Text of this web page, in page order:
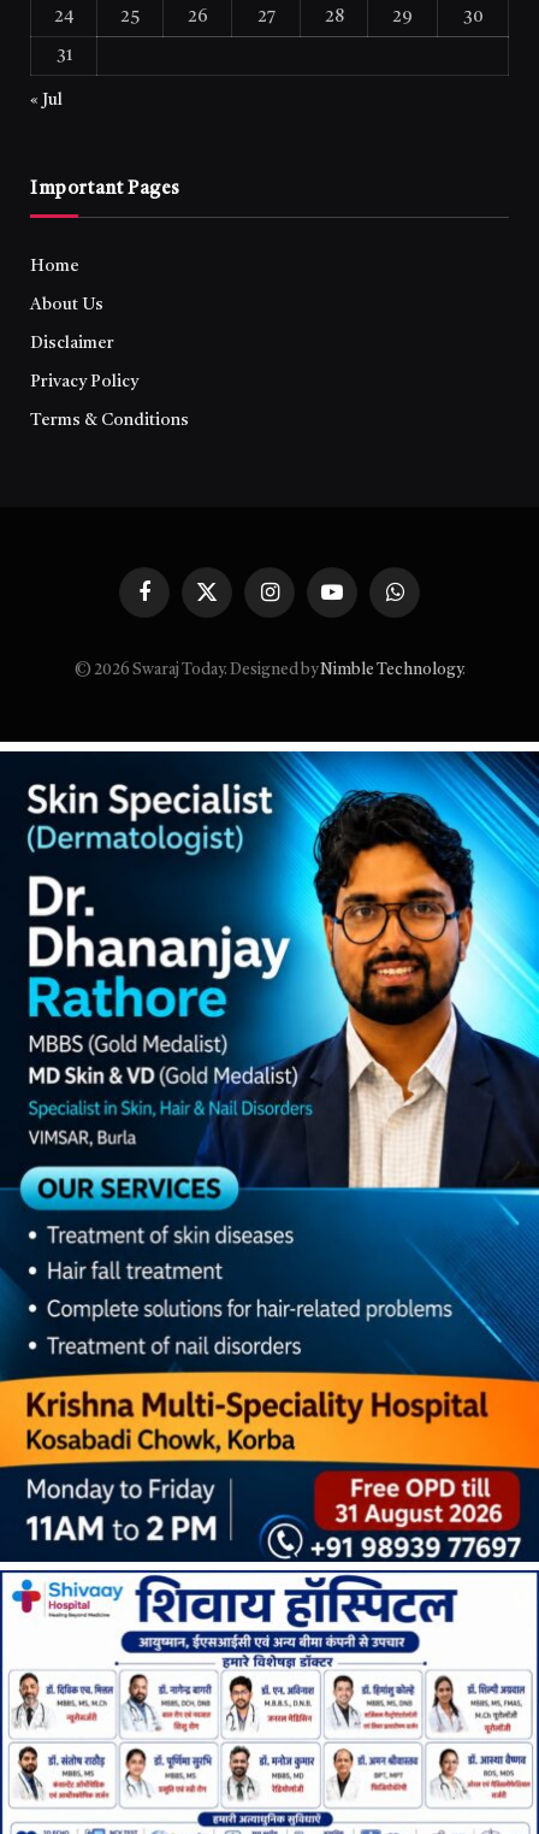
24 25 26 27 28 29 30
31
« Jul
Important Pages
Home
About Us
Disclaimer
Privacy Policy
Terms & Conditions
FacebookX
InstagramYouTubeWhatsApp
© 2026 Swaraj Today. Designed byNimble Technology.